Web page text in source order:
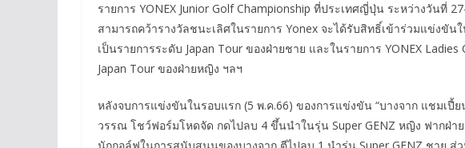
รายการ YONEX Junior Golf Championship ที่ประเทศญี่ปุ่น ระหว่างวันที่
สามารถคว้ารางวัลชนะเลิศในรายการ Yonex จะได้รับสิทธิ์เข้าร่วมแข่งขัน
เป็นรายการระดับ Japan Tour ของฝ่ายชาย และในรายการ YONEX
Japan Tour ของฝ่ายหญิง ฯลฯ
หลังจบการแข่งขันในรอบแรก (5 พ.ค.66) ของการแข่งขัน “บางจาก แชมเปี้
วรรณ โชว์ฟอร์มโหดจัด กดไปลบ 4 ขึ้นนำในรุ่น Super GENZ หญิง ฟากฝ่า